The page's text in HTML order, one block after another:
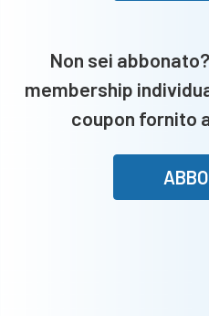
Non sei
membership
coupon fornito